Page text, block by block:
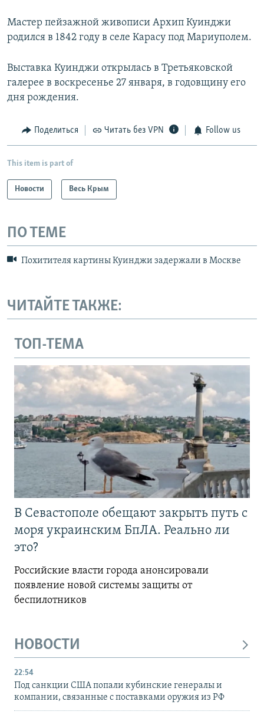
Мастер пейзажной живописи Архип Куинджи
родился в 1842 году в селе Карасу под Мариуполем.
Выставка Куинджи открылась в Третьяковской
галерее в воскресенье 27 января, в годовщину его
дня рождения.
Поделиться Читать без VPN Follow us
This item is part of
Новости Весь Крым
ПО ТЕМЕ
Похитителя картины Куинджи задержали в Москве
ЧИТАЙТЕ ТАКЖЕ:
ТОП-ТЕМА
В Севастополе обещают закрыть путь с
моря украинским БпЛА. Реально ли
это?
Российские власти города анонсировали
появление новой системы защиты от
беспилотников
НОВОСТИ
22:54
Под санкции США попали кубинские генералы и
компании, связанные с поставками оружия из РФ